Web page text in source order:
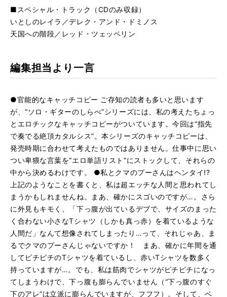
■スペシャル・トラック（CDのみ収録）
いとしのレイラ／デレク・アンド・ドミノス
天国への階段／レッド・ツェッペリン
編集担当より一言
●官能的なキャッチコピー ご存知の読者も多いと思います
が、“ソロ・ギターのしらべ”シリーズには、私の考えたちょっ
とエロチックなキャッチコピーがついています。今回は“指先
で奏でる絶頂カタルシス”。本シリーズのキャッチコピーは、
発売時期に合わせて考えたものではありません。仕事中に思い
つい卑猥な言葉を“エロ単語リスト”にストックして、それらの
中から決めるわけです。 ●私とクマのプーさんはヘンタイ!?
上記のようなことを書くと、私は超エッチな人間と思われてし
まうかもしれませんね。まあ、確かにスゴいのですが…。さら
に外見もキモく、「下っ腹が出ているデブで、サイズのまった
く合わない小さなTシャツ（しかも真っ赤）を着ているような
人間だ」なんて想像されてしまったり…って、それじゃあ、ま
るでクマのプーさんじゃないですか！ まあ、確かに年間を通
してピチピチのTシャツを着ているし、赤いTシャツを数多く
持っていますが…。でも、私は筋肉でシャツがピチピチになっ
てしまうわけで、下っ腹も膨らんでいません（“下っ腹のすぐ
下のアレ”は立派に膨らんでいますが、フフフ）。そして、ベ